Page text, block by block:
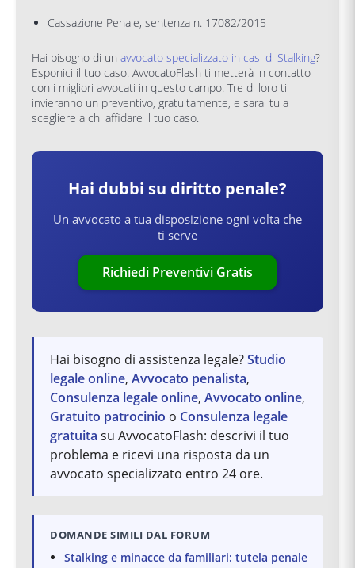
Cassazione Penale, sentenza n. 17082/2015
Hai bisogno di un avvocato specializzato in casi di Stalking?
Esponici il tuo caso. AvvocatoFlash ti metterà in contatto
con i migliori avvocati in questo campo. Tre di loro ti
invieranno un preventivo, gratuitamente, e sarai tu a
scegliere a chi affidare il tuo caso.
Hai dubbi su diritto penale?
Un avvocato a tua disposizione ogni volta che
ti serve
Richiedi Preventivi Gratis
Hai bisogno di assistenza legale?Studio
legale online, Avvocato penalista,
Consulenza legale online, Avvocato online,
Gratuito patrocinio o Consulenza legale
gratuita su AvvocatoFlash: descrivi il tuo
problema e ricevi una risposta da un
avvocato specializzato entro 24 ore.
DOMANDE SIMILI DAL FORUM
Stalking e minacce da familiari: tutela penale